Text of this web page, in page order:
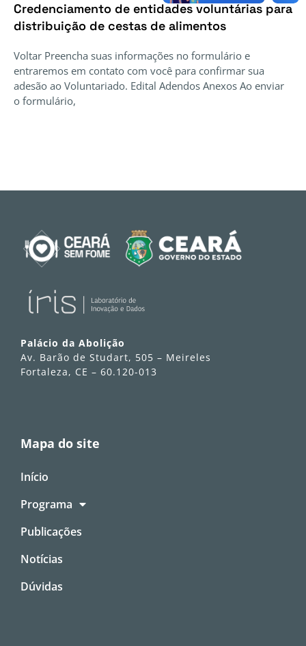
Credenciamento de entidades voluntárias para
distribuição de cestas de alimentos
Voltar Preencha suas informações no formulário e
entraremos em contato com você para confirmar sua
adesão ao Voluntariado. Edital Adendos Anexos Ao enviar
o formulário,
Palácio da Abolição
Av. Barão de Studart, 505 – Meireles
Fortaleza, CE – 60.120-013
Mapa do site
Início
Programa
Publicações
Notícias
Dúvidas